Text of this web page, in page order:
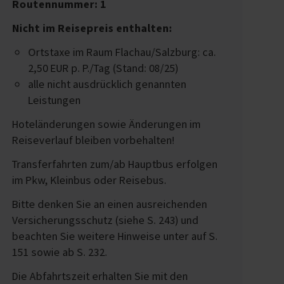
Routennummer: 1
Nicht im Reisepreis enthalten:
Ortstaxe im Raum Flachau/Salzburg: ca.
2,50 EUR p. P./Tag (Stand: 08/25)
alle nicht ausdrücklich genannten
Leistungen
Hoteländerungen sowie Änderungen im
Reiseverlauf bleiben vorbehalten!
Transferfahrten zum/ab Hauptbus erfolgen
im Pkw, Kleinbus oder Reisebus.
Bitte denken Sie an einen ausreichenden
Versicherungsschutz (siehe S. 243) und
beachten Sie weitere Hinweise unter auf S.
151 sowie ab S. 232.
Die Abfahrtszeit erhalten Sie mit den